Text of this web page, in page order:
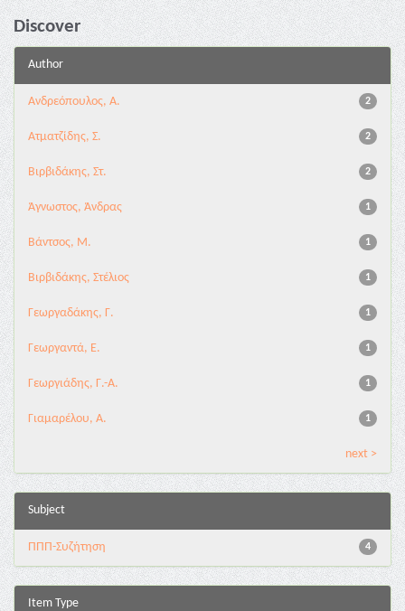
Discover
Author
2
Ανδρεόπουλος, Α.
2
Ατματζίδης, Σ.
2
Βιρβιδάκης, Στ.
1
Άγνωστος, Άνδρας
1
Βάντσος, Μ.
1
Βιρβιδάκης, Στέλιος
1
Γεωργαδάκης, Γ.
1
Γεωργαντά, Ε.
1
Γεωργιάδης, Γ.-Α.
1
Γιαμαρέλου, Α.
next >
Subject
4
ΠΠΠ-Συζήτηση
Item Type